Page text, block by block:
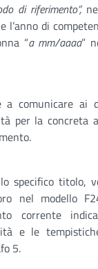
di riferimento”,
l’anno di
“a mm/aaaa”
a comunicare ai
per la concreta
specifico titolo,
nel modello
corrente
e le
5.